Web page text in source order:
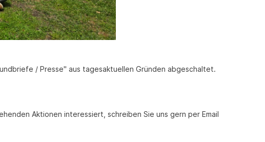
/ Presse" aus tagesaktuellen Gründen abgeschaltet.
Aktionen interessiert, schreiben Sie uns gern per Email